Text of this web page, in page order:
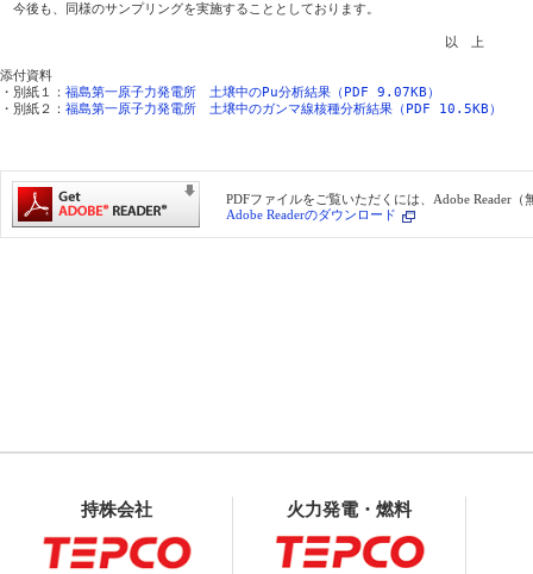
今後も、同様のサンプリングを実施することとしております。
以　上
添付資料
・別紙１： 福島第一原子力発電所　土壌中のPu分析結果（PDF 9.07KB）
・別紙２： 福島第一原子力発電所　土壌中のガンマ線核種分析結果（PDF 10.5KB）
PDFファイルをご覧いただくには、Adobe Reader（
Adobe Readerのダウンロード
持株会社 火力発電・燃料